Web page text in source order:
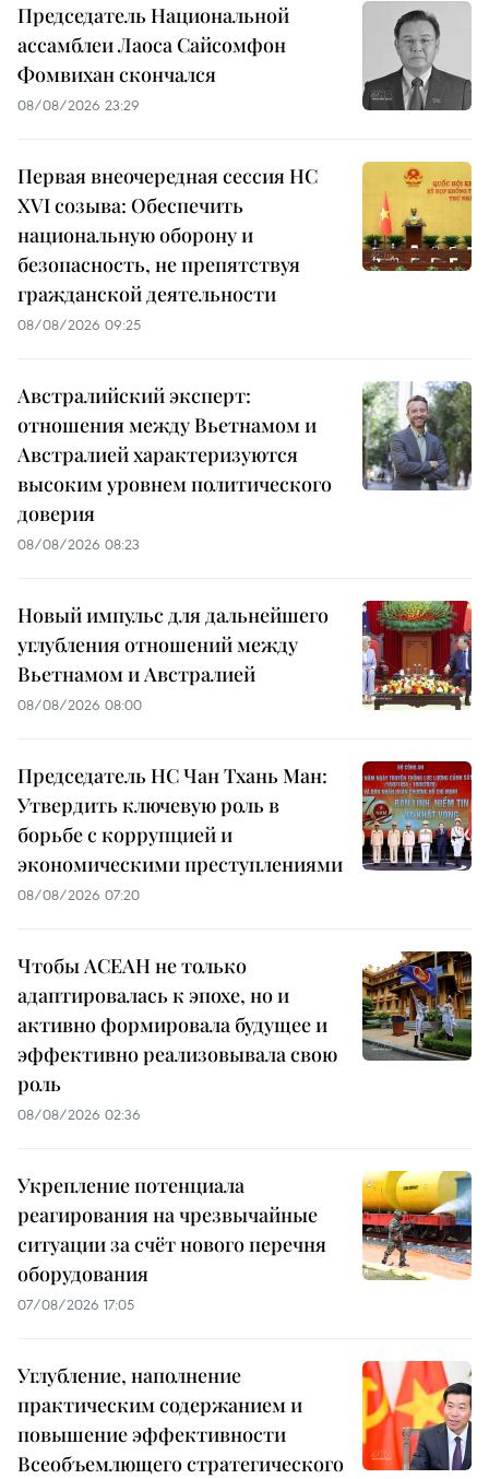
Председатель Национальной
ассамблеи Лаоса Сайсомфон
Фомвихан скончался
08/08/2026 23:29
Первая внеочередная сессия НС
XVI созыва: Обеспечить
национальную оборону и
безопасность, не препятствуя
гражданской деятельности
08/08/2026 09:25
Австралийский эксперт:
отношения между Вьетнамом и
Австралией характеризуются
высоким уровнем политического
доверия
08/08/2026 08:23
Новый импульс для дальнейшего
углубления отношений между
Вьетнамом и Австралией
08/08/2026 08:00
Председатель НС Чан Тхань Ман:
Утвердить ключевую роль в
борьбе с коррупцией и
экономическими преступлениями
08/08/2026 07:20
Чтобы АСЕАН не только
адаптировалась к эпохе, но и
активно формировала будущее и
эффективно реализовывала свою
роль
08/08/2026 02:36
Укрепление потенциала
реагирования на чрезвычайные
ситуации за счёт нового перечня
оборудования
07/08/2026 17:05
Углубление, наполнение
практическим содержанием и
повышение эффективности
Всеобъемлющего стратегического